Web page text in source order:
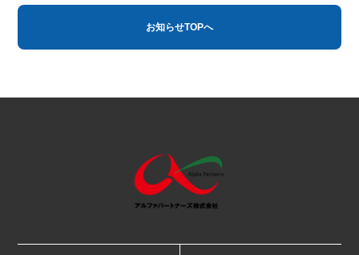
お知らせTOPへ